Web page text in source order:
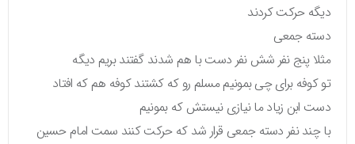
دیگه حرکت کردند
دسته جمعی
مثلا پنج نفر شش نفر دست با هم شدند گفتند بریم دیگه
تو کوفه برای چی بمونیم مسلم رو که کشتند کوفه هم که افتاد
دست ابن زیاد ما نیازی نیستش که بمونیم
با چند نفر دسته جمعی قرار شد که حرکت کنند سمت امام حسین